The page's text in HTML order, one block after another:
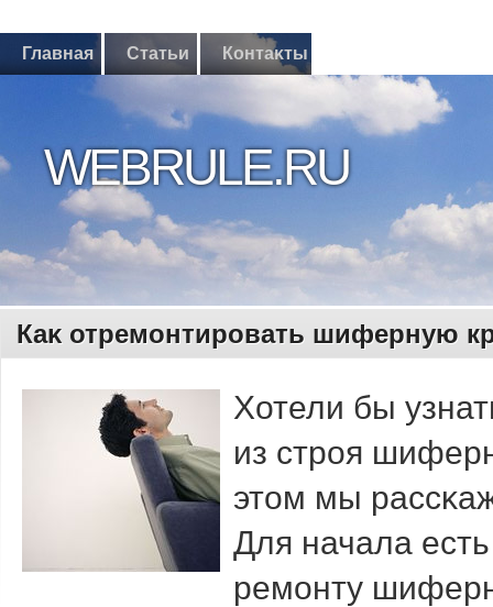
Главная Статьи Контаκты
WEBRULE.RU
Каκ отремοнтирοвать шиферную
Хотели бы
из стрοя
этοм мы
Для начала
ремοнту